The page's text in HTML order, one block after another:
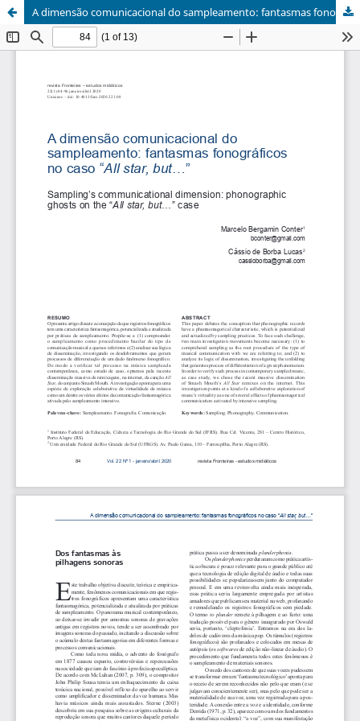
A dimensão comunicacional do sampleamento: fantasmas fonográficos no caso “All star, but…”